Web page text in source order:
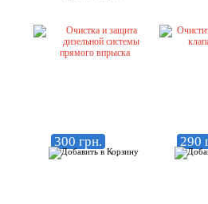
300 грн. 290